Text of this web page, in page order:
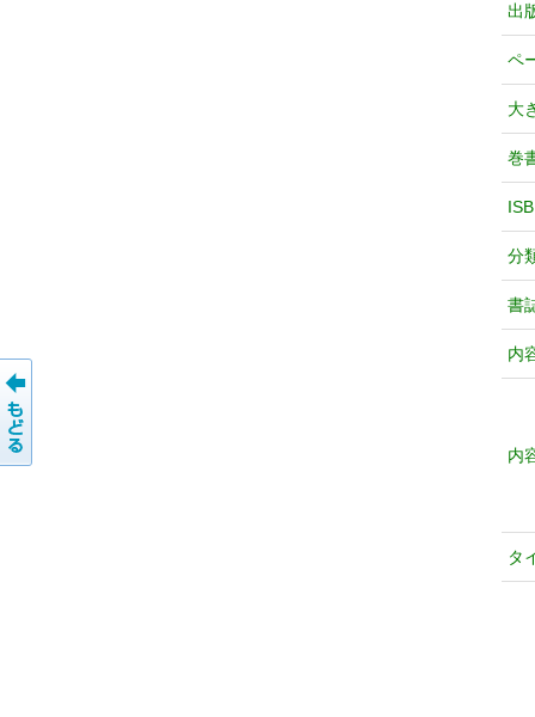
出
ペ
大
巻
分
書
内
内
タ